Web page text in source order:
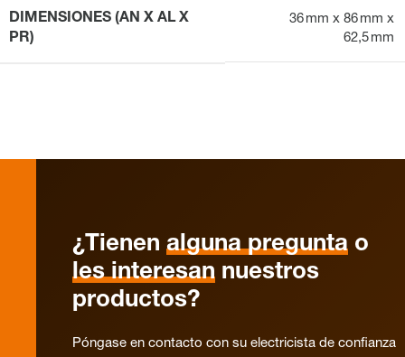
DIMENSIONES (AN X AL X
PR)
36 mm x 86 mm x
62,5 mm
¿Tienen alguna pregunta o
les interesan nuestros
productos?
Póngase en contacto con su electricista de confianza